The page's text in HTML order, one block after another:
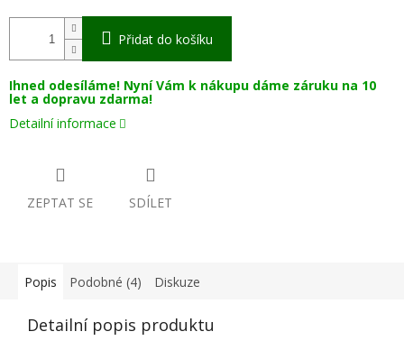
Přidat do košíku
Ihned odesíláme! Nyní Vám k nákupu dáme záruku na 10
let a dopravu zdarma!
Detailní informace
ZEPTAT SE SDÍLET
Popis Podobné (4) Diskuze
Detailní popis produktu